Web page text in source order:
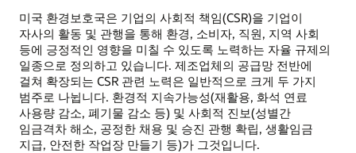
미국 환경보호국은 기업의 사회적 책임(CSR)을 기업이
자사의 활동 및 관행을 통해 환경, 소비자, 직원, 지역 사회
등에 긍정적인 영향을 미칠 수 있도록 노력하는 자율 규제의
일종으로 정의하고 있습니다. 제조업체의 공급망 전반에
걸쳐 확장되는 CSR 관련 노력은 일반적으로 크게 두 가지
범주로 나뉩니다. 환경적 지속가능성(재활용, 화석 연료
사용량 감소, 폐기물 감소 등) 및 사회적 진보(성별간
임금격차 해소, 공정한 채용 및 승진 관행 확립, 생활임금
지급, 안전한 작업장 만들기 등)가 그것입니다.